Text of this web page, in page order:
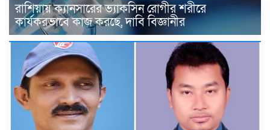
রাশিয়ায় ক্যানসারের ভ্যাকসিন রোগীর শরীরে
কার্যকরভাবে কাজ করছে, দাবি বিজ্ঞানীর